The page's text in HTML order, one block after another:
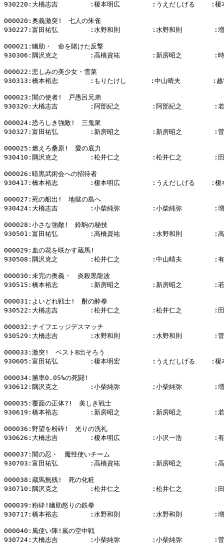
930220:大橋志吉        :榎本明広        :うえだしげる    :榎
000020:奥義激突!　七人の朱雀
930227:富田祐弘        :水野和則        :水野和則        :増
000021:幽助・　命を賭けた反撃
930306:隅沢克之        :高橋資祐        :新房昭之        :時
000022:悲しみの美少女・雪菜
930313:橋本裕志        :もりたけし      :中山晴夫        :越
000023:闇の使者!　戸愚呂兄弟
930320:大橋志吉        :阿部紀之        :阿部紀之        :若
000024:恐ろしき強敵!　三鬼衆
930327:富田祐弘        :新房昭之        :新房昭之        :菅
000025:燃えろ桑原!　愛の底力
930410:隅沢克之        :松井仁之        :松井仁之        :田
000026:暗黒武術会への招待者
930417:橋本裕志        :榎本明広        :うえだしげる    :榎
000027:死の船出!　地獄の島へ
930424:大橋志吉        :小柴純弥        :小柴純弥        :増
000028:小さな強敵!　鈴駒の秘技
930501:富田祐弘        :高橋資祐        :水野和則        :高
000029:血の花を咲かす蔵馬!
930508:隅沢克之        :松井仁之        :中山晴夫        :有
000030:未完の奥義・　炎殺黒龍波
930515:橋本裕志        :新房昭之        :新房昭之        :若
000031:よいどれ戦士!　酎の酔拳
930522:大橋志吉        :松井仁之        :松井仁之        :田
000032:ナイフエッジデスマッチ
930529:大橋志吉        :水野和則        :水野和則        :菅
000033:激突!　ベスト8出そろう
930605:富田祐弘        :榎本明宏        :うえだしげる    :榎
000034:勝率0.05%の死闘!
930612:隅沢克之        :小柴純弥        :小柴純弥        :増
000035:覆面の正体?!　美しき戦士
930619:橋本裕志        :新房昭之        :新房昭之        :若
000036:野望を粉砕!　光りの洗礼
930626:大橋志吉        :榎本明広        :小沢一浩        :有
000037:闇の忍・　魔性使いチーム
930703:富田祐弘        :高橋資祐        :新房昭之        :高
000038:蔵馬無残!　死の化粧
930710:隅沢克之        :松井仁之        :松井仁之        :田
000039:粉砕!幽助怒りの鉄拳
930717:橋本裕志        :水野和則        :水野和則        :増
000040:風使い陣!嵐の空中戦
930724:大橋志吉        :小柴純弥        :小柴純弥        :菅